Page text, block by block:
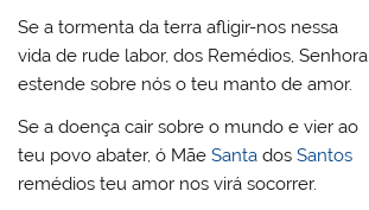
Se a tormenta da terra afligir-nos nessa
vida de rude labor, dos Remédios, Senhora
estende sobre nós o teu manto de amor.
Se a doença cair sobre o mundo e vier ao
teu povo abater, ó MãeSanta dosSantos
remédios teu amor nos virá socorrer.